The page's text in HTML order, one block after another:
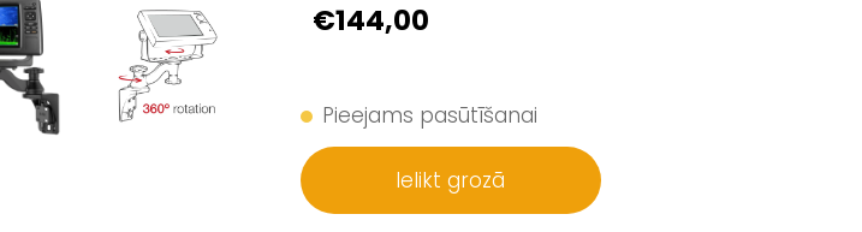
€144,00
Pieejams pasūtīšanai
Ielikt grozā